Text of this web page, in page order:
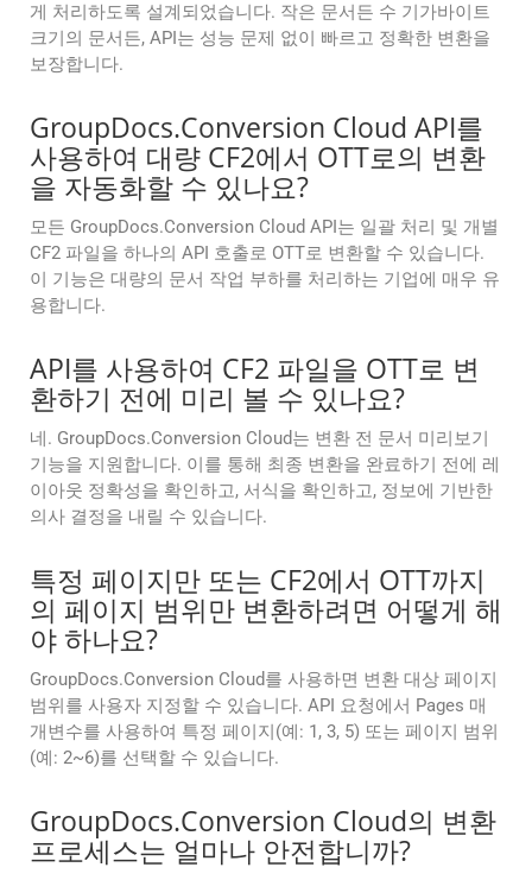
게 처리하도록 설계되었습니다. 작은 문서든 수 기가바이트
크기의 문서든, API는 성능 문제 없이 빠르고 정확한 변환을
보장합니다.
GroupDocs.Conversion Cloud API를
사용하여 대량 CF2에서 OTT로의 변환
을 자동화할 수 있나요?
모든 GroupDocs.Conversion Cloud API는 일괄 처리 및 개별
CF2 파일을 하나의 API 호출로 OTT로 변환할 수 있습니다.
이 기능은 대량의 문서 작업 부하를 처리하는 기업에 매우 유
용합니다.
API를 사용하여 CF2 파일을 OTT로 변
환하기 전에 미리 볼 수 있나요?
네. GroupDocs.Conversion Cloud는 변환 전 문서 미리보기
기능을 지원합니다. 이를 통해 최종 변환을 완료하기 전에 레
이아웃 정확성을 확인하고, 서식을 확인하고, 정보에 기반한
의사 결정을 내릴 수 있습니다.
특정 페이지만 또는 CF2에서 OTT까지
의 페이지 범위만 변환하려면 어떻게 해
야 하나요?
GroupDocs.Conversion Cloud를 사용하면 변환 대상 페이지
범위를 사용자 지정할 수 있습니다. API 요청에서 Pages 매
개변수를 사용하여 특정 페이지(예: 1, 3, 5) 또는 페이지 범위
(예: 2~6)를 선택할 수 있습니다.
GroupDocs.Conversion Cloud의 변환
프로세스는 얼마나 안전합니까?